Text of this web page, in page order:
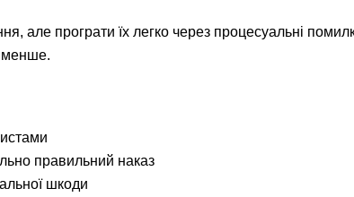
але програти їх легко через процесуальні
менше.
правильний наказ
шкоди